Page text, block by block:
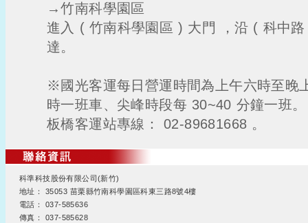
→竹南科學園區
進入 ( 竹南科學園區 ) 大門 ，沿 ( 科中
達。
※國光客運每日營運時間為上午六時至晚
時一班車、尖峰時段每 30~40 分鐘一班。
板橋客運站專線： 02-89681668 。
科準科技股份有限公司(新竹)
地址： 35053 苗栗縣竹南科學園區科東三路8號4樓
電話： 037-585636
傳真： 037-585628